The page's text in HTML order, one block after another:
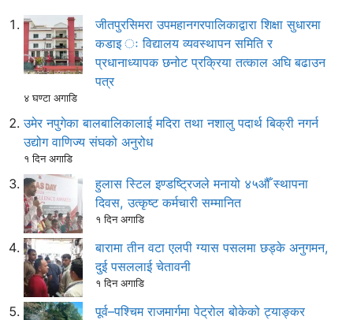
जीतपुरसिमरा उपमहानगरपालिकाद्वारा शिक्षा सुधारमा
कडाइ ः विद्यालय व्यवस्थापन समिति र
प्रधानाध्यापक छनोट प्रक्रिया तत्काल अघि बढाउन
पत्र
४ घण्टा अगाडि
उमेर नपुगेका बालबालिकालाई मदिरा तथा नशालु पदार्थ बिक्री नगर्न
उद्योग वाणिज्य संघको अनुरोध
१ दिन अगाडि
हुलास स्टिल इण्डष्ट्रिजले मनायो ४५औँ स्थापना
दिवस, उत्कृष्ट कर्मचारी सम्मानित
१ दिन अगाडि
बारामा तीन वटा एलपी ग्यास पसलमा छड्के अनुगमन,
दुई पसललाई चेतावनी
१ दिन अगाडि
पूर्व–पश्चिम राजमार्गमा पेट्रोल बोकेको ट्याङ्कर